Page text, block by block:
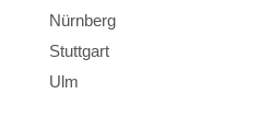
Nürnberg
Stuttgart
Ulm